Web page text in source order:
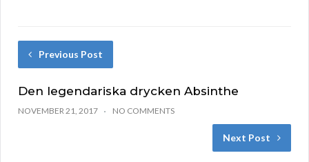
Previous Post
Den legendariska drycken Absinthe
NOVEMBER 21, 2017 NO COMMENTS
Next Post